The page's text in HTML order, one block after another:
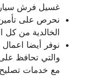
غسيل فرش
نحرص على
الخالدية من
نوفر أيضا اعمال
والتي تحافظ
مع خدمات تصليح